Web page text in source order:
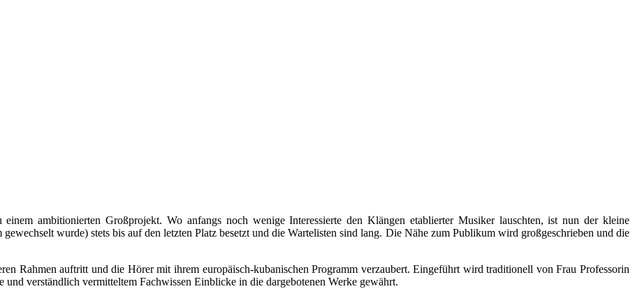
ambitionierten Großprojekt. Wo anfangs noch wenige Interessierte den Klängen etablierter Musiker lauschten, ist nun der kleine
wurde) stets bis auf den letzten Platz besetzt und die Wartelisten sind lang. Die Nähe zum Publikum wird großgeschrieben und die
Rahmen auftritt und die Hörer mit ihrem europäisch-kubanischen Programm verzaubert. Eingeführt wird traditionell von Frau Professorin
verständlich vermitteltem Fachwissen Einblicke in die dargebotenen Werke gewährt.